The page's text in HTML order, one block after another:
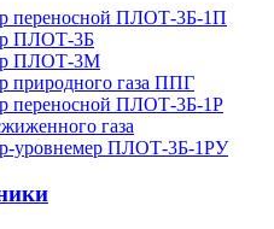
переносной ПЛОТ-3Б-1П
ПЛОТ-3Б
ПЛОТ-3М
природного газа ППГ
переносной ПЛОТ-3Б-1Р
газа
уровнемер ПЛОТ-3Б-1РУ